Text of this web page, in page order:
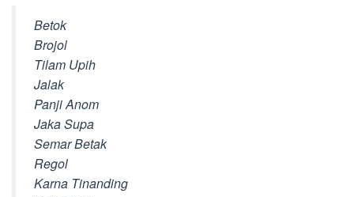
Betok
Brojol
Tilam Upih
Jalak
Panji Anom
Jaka Supa
Semar Betak
Regol
Karna Tinanding